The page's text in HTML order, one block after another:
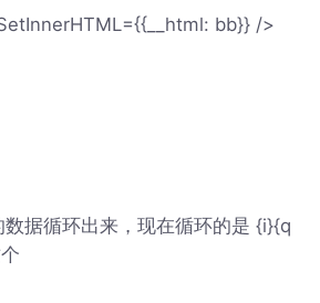
{__html: bb}} />
据循环出来，现在循环的是 {i}{q